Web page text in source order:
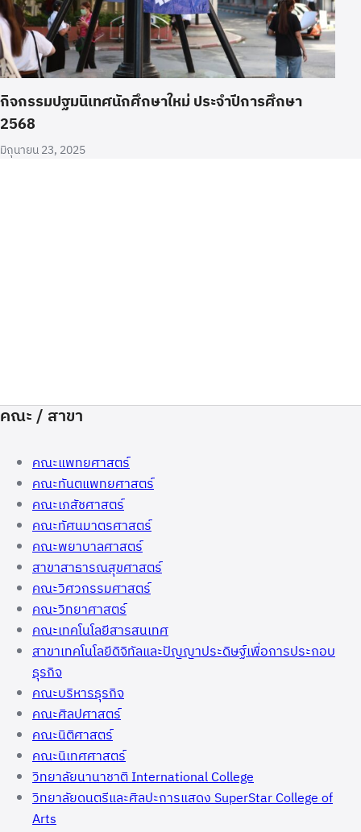
กิจกรรมปฐมนิเทศนักศึกษาใหม่ ประจำปีการศึกษา
2568
มิถุนายน 23, 2025
คณะ / สาขา
คณะแพทยศาสตร์
คณะทันตแพทยศาสตร์
คณะเภสัชศาสตร์
คณะทัศนมาตรศาสตร์
คณะพยาบาลศาสตร์
สาขาสาธารณสุขศาสตร์
คณะวิศวกรรมศาสตร์
คณะวิทยาศาสตร์
คณะเทคโนโลยีสารสนเทศ
สาขาเทคโนโลยีดิจิทัลและปัญญาประดิษฐ์เพื่อการประกอบ
ธุรกิจ
คณะบริหารธุรกิจ
คณะศิลปศาสตร์
คณะนิติศาสตร์
คณะนิเทศศาสตร์
วิทยาลัยนานาชาติ International College
วิทยาลัยดนตรีและศิลปะการแสดง SuperStar College of
Arts